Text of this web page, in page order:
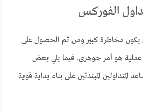
الفوركس
مخاطرة كبير ومن ثم الحصول على
عملية هو أمر جوهري. فيما يلي بعض
المتداولين المبتدئين على بناء بداية قوية